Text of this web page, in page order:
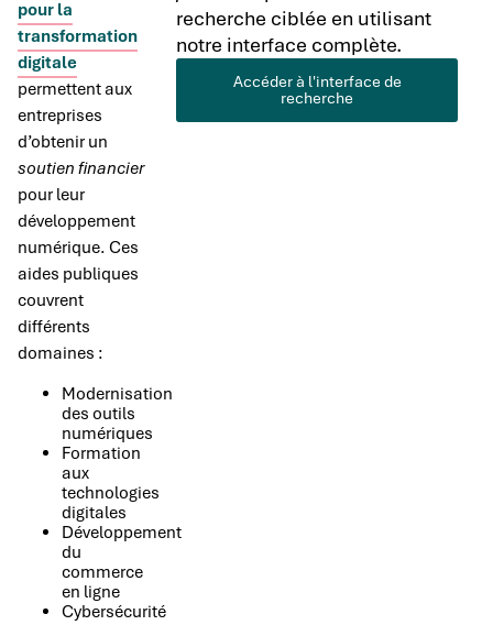
pour la
transformation
digitale
permettent aux
entreprises
d’obtenir un
soutien financier
pour leur
développement
numérique. Ces
aides publiques
couvrent
différents
domaines :
Modernisation
des outils
numériques
Formation
aux
technologies
digitales
Développement
du
commerce
en ligne
Cybersécurité
recherche ciblée en utilisant
notre interface complète.
Accéder à l'interface de
recherche